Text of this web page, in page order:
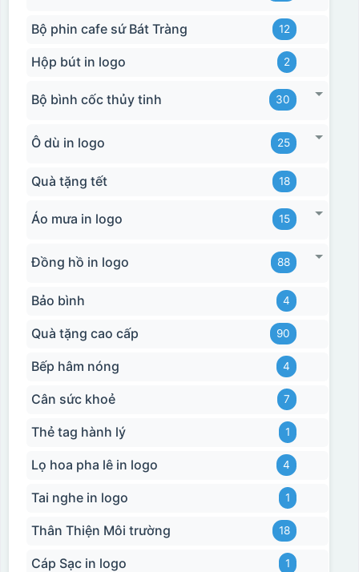
Bộ phin cafe sứ Bát Tràng 12
Hộp bút in logo 2
Bộ bình cốc thủy tinh 30
Ô dù in logo 25
Quà tặng tết 18
Áo mưa in logo 15
Đồng hồ in logo 88
Bảo bình 4
Quà tặng cao cấp 90
Bếp hâm nóng 4
Cân sức khoẻ 7
Thẻ tag hành lý 1
Lọ hoa pha lê in logo 4
Tai nghe in logo 1
Thân Thiện Môi trường 18
Cáp Sạc in logo 1